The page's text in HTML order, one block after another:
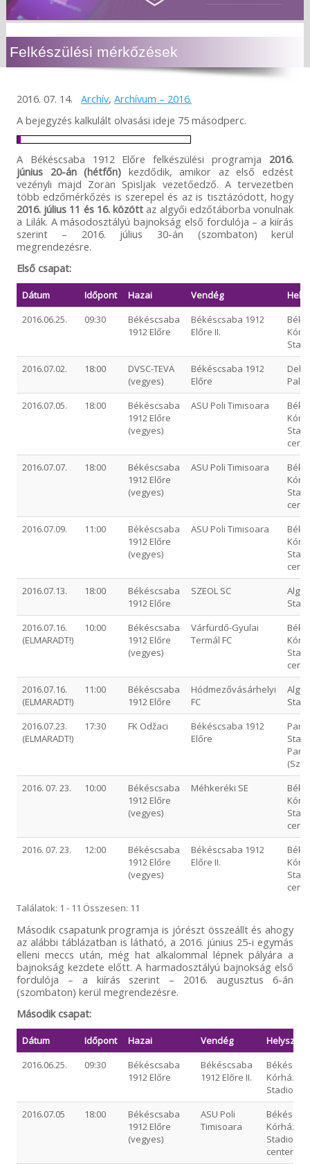
Felkészülési mérkőzések
2016. 07. 14. Archív, Archívum – 2016.
A bejegyzés kalkulált olvasási ideje 75 másodperc.
A Békéscsaba 1912 Előre felkészülési programja 2016.
június 20-án (hétfőn) kezdődik, amikor az első edzést
vezényli majd Zoran Spisljak vezetőedző. A tervezetben
több edzőmérkőzés is szerepel és az is tisztázódott, hogy
2016. július 11 és 16. között az algyői edzőtáborba vonulnak
a Lilák. A másodosztályú bajnokság első fordulója – a kiírás
szerint – 2016. július 30-án (szombaton) kerül
megrendezésre.
Első csapat:
Dátum Időpont Hazai Vendég
2016.06.25.
09:30
Békéscsaba
1912 Előre
Békéscsaba 1912
Előre II.
2016.07.02.
18:00
DVSC-TEVA
(vegyes)
Békéscsaba 1912
Előre
2016.07.05.
18:00
Békéscsaba
1912 Előre
(vegyes)
ASU Poli Timisoara
2016.07.07.
18:00
Békéscsaba
1912 Előre
(vegyes)
ASU Poli Timisoara
2016.07.09.
11:00
Békéscsaba
1912 Előre
(vegyes)
ASU Poli Timisoara
2016.07.13.
18:00
Békéscsaba
1912 Előre
SZEOL SC
2016.07.16.
(ELMARADT!)
10:00
Békéscsaba
1912 Előre
(vegyes)
Várfürdő-Gyulai
Termál FC
2016.07.16.
(ELMARADT!)
11:00
Békéscsaba
1912 Előre
Hódmezővásárhelyi
FC
2016.07.23.
(ELMARADT!)
17:30 FK Odžaci
Békéscsaba 1912
Előre
2016. 07. 23.
10:00
Békéscsaba
1912 Előre
(vegyes)
Méhkeréki SE
2016. 07. 23.
12:00
Békéscsaba
1912 Előre
(vegyes)
Békéscsaba 1912
Előre II.
Találatok: 1 - 11 Összesen: 11
Második csapatunk programja is jórészt összeállt és ahogy
az alábbi táblázatban is látható, a 2016. június 25-i egymás
elleni meccs után, még hat alkalommal lépnek pályára a
bajnokság kezdete előtt. A harmadosztályú bajnokság első
fordulója – a kiírás szerint – 2016. augusztus 6-án
(szombaton) kerül megrendezésre.
Második csapat:
Dátum Időpont Hazai Vendég
Helyszín
2016.06.25.
09:30
Békéscsaba
1912 Előre
Békéscsaba
1912 Előre II.
Kórház
Stadion -
2016.07.05
18:00
Békéscsaba
1912 Előre
(vegyes)
ASU Poli
Timisoara
Kórház
Stadion -